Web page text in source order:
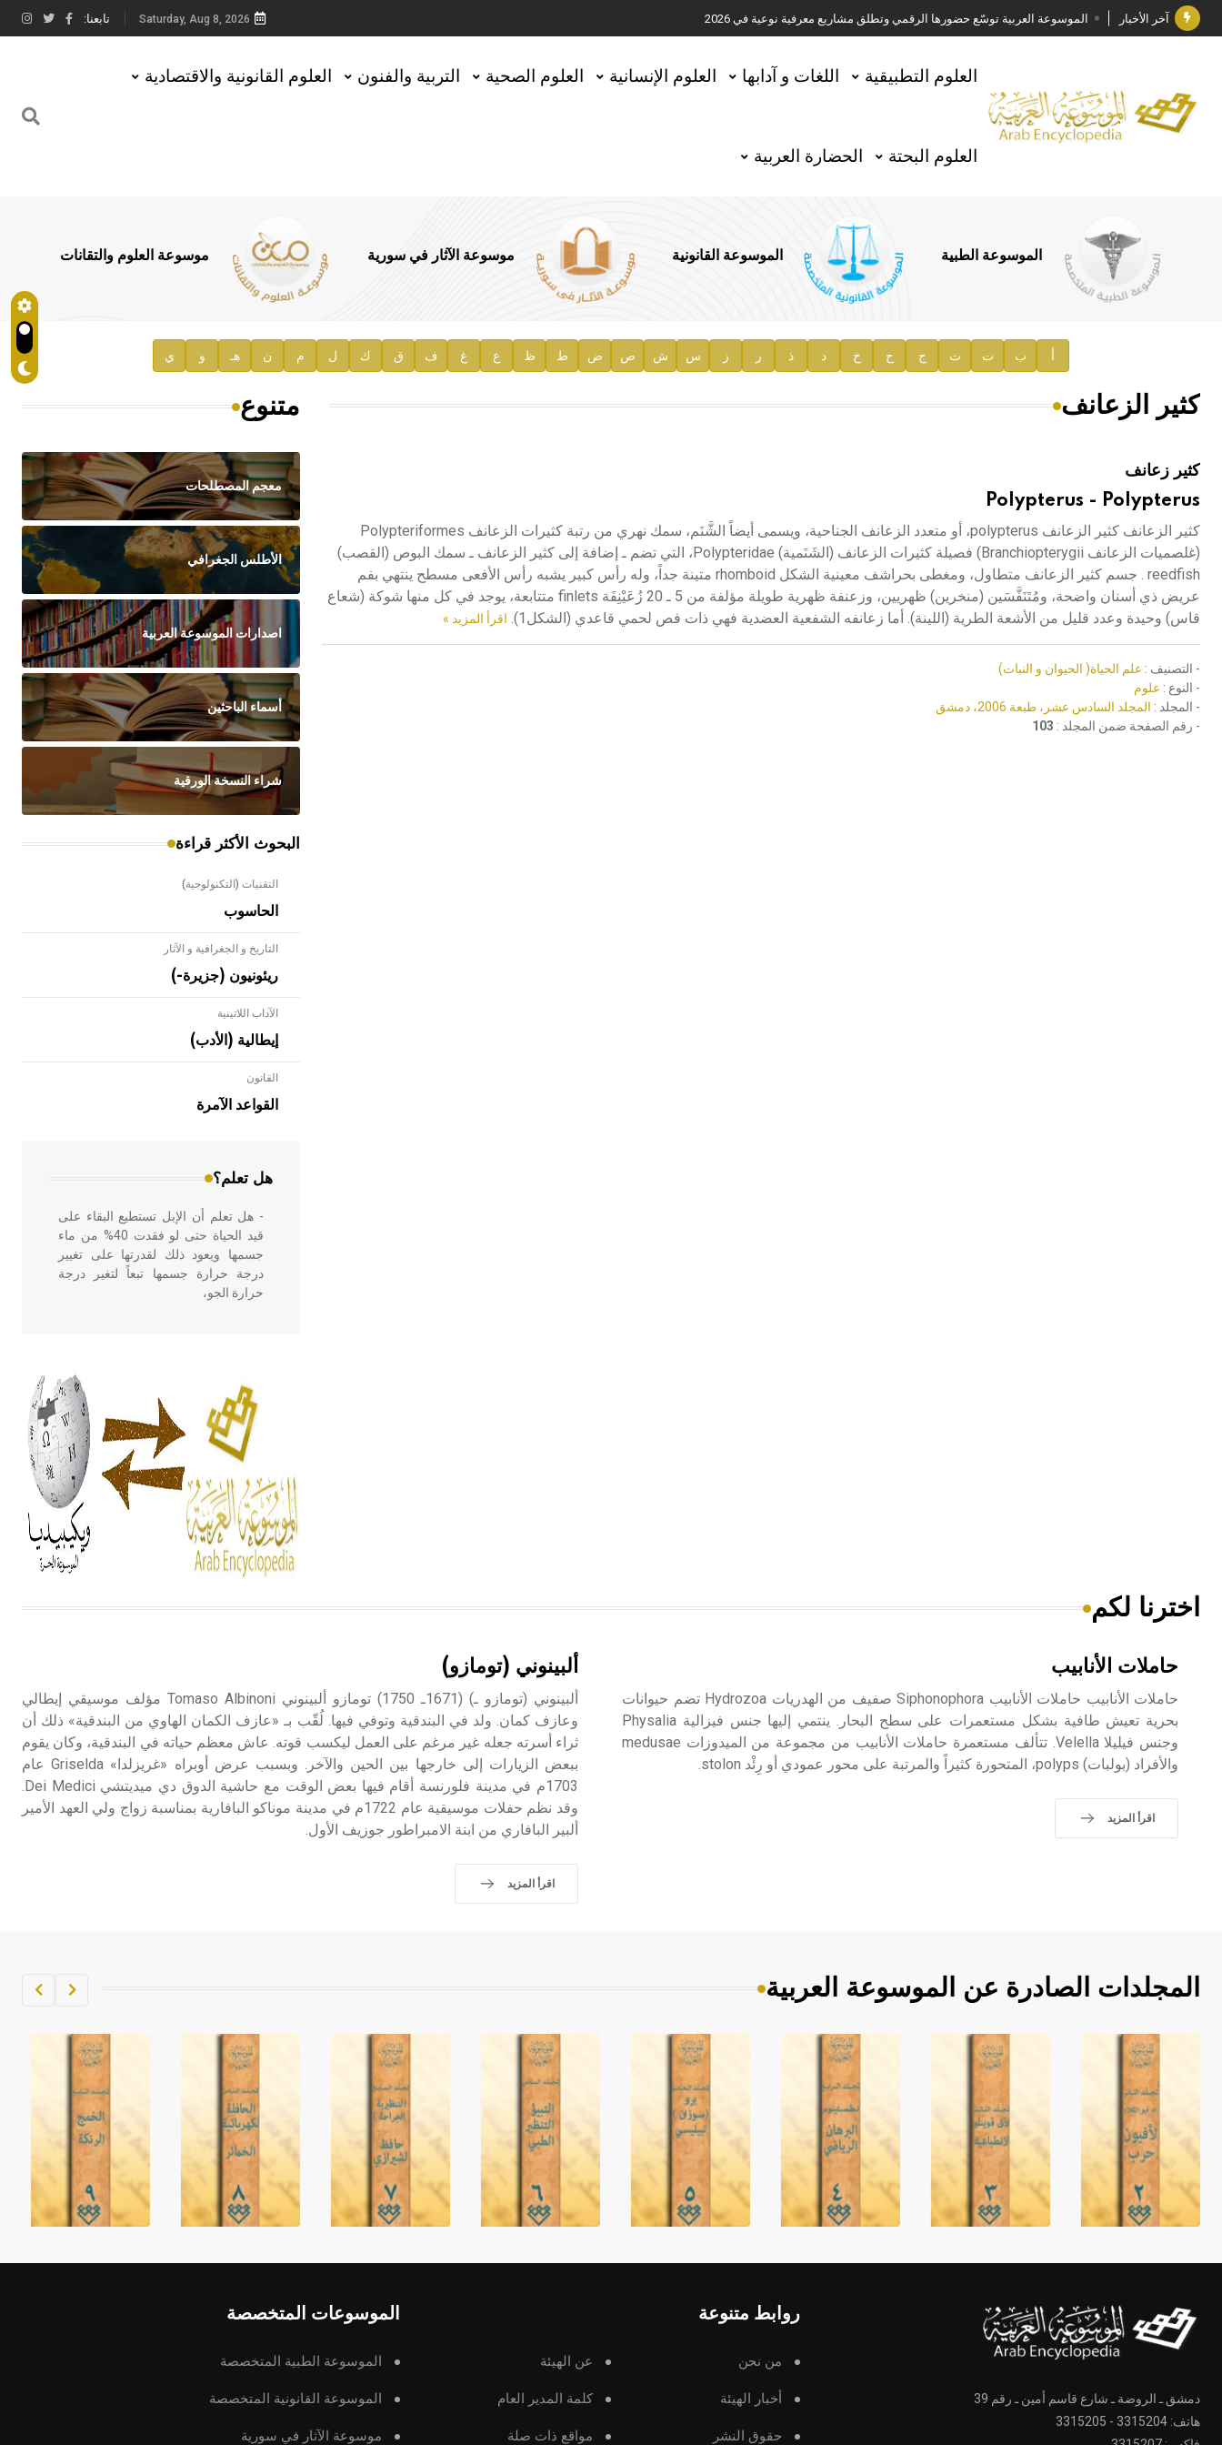
آخر الأخبار الموسوعة العربية توسّع حضورها الرقمي وتطلق مشاريع معرفية نوعية في 2026
جائزة مجمع الملك سلمان العالمي للغة العربية 2025
الأستاذ إياد خالد الطباع مدير عام لهيئة الموسوعة العربية
السيد محمد ياسين صالح وزيرا للثقافة
توصيات مجلس الإدارة
صدور المجلد السابع من موسوعة الآثار في سورية
إعلان..
هيئة الموسوعة العربية تطلق موسوعات جديدة في عام 2026
Saturday, Aug 8, 2026 تابعنا:
العلوم التطبيقية اللغات و آدابها العلوم الإنسانية العلوم الصحية التربية والفنون العلوم القانونية والاقتصادية
العلوم البحتة الحضارة العربية
الموسوعة الطبية الموسوعة القانونية موسوعة الآثار في سورية موسوعة العلوم والتقانات
أ ب ت ث ج ح خ د ذ ر ز س ش ص ض ط ظ ع غ ف ق ك ل م ن هـ و ي
كثير الزعانف
كثير زعانف
Polypterus - Polypterus
كثير الزعانف كثير الزعانف polypterus، أو متعدد الزعانف الجناحية، ويسمى أيضاً الشَّنَم، سمك نهري من رتبة كثيرات الزعانف Polypteriformes
(غلصميات الزعانف Branchiopterygii) فصيلة كثيرات الزعانف (الشَنَمية) Polypteridae، التي تضم ـ إضافة إلى كثير الزعانف ـ سمك البوص (القصب)
reedfish . جسم كثير الزعانف متطاول، ومغطى بحراشف معينية الشكل rhomboid متينة جداً، وله رأس كبير يشبه رأس الأفعى مسطح ينتهي بفم
عريض ذي أسنان واضحة، ومُتَنَفَّسَين (منخرين) ظهريين، وزعنفة ظهرية طويلة مؤلفة من 5 ـ 20 زُعَيْنِفَة finlets متتابعة، يوجد في كل منها شوكة (شعاع
قاس) وحيدة وعدد قليل من الأشعة الطرية (اللينة). أما زعانفه الشفعية العضدية فهي ذات فص لحمي قاعدي (الشكل1).
اقرأ المزيد »
- التصنيف : علم الحياة( الحيوان و النبات)
- النوع : علوم
- المجلد : المجلد السادس عشر، طبعة 2006، دمشق
- رقم الصفحة ضمن المجلد : 103
متنوع
معجم المصطلحات
الأطلس الجغرافي
اصدارات الموسوعة العربية
أسماء الباحثين
شراء النسخة الورقية
البحوث الأكثر قراءة
التقنيات (التكنولوجية)
الحاسوب
التاريخ و الجغرافية و الآثار
ريئونيون (جزيرة-)
الآداب اللاتينية
إيطالية (الأدب)
القانون
القواعد الآمرة
هل تعلم؟
- هل تعلم أن الأبلق نوع من الفنون
الهندسية التي ارتبطت بالعمارة الإسلامية
في بلاد الشام ومصر خاصة، حيث يحرص
- هل تعلم أن الإبل تستطيع البقاء على
قيد الحياة حتى لو فقدت 40% من ماء
جسمها ويعود ذلك لقدرتها على تغيير
درجة حرارة جسمها تبعاً لتغير درجة
حرارة الجو،
أربعة مؤلفات هي: الحكم، الأدلة، تنظيم
التغذية، ورسالته في جروح الرأس.
ويعود له الفضل بأنه حرر الطب من
الدين والفلسفة.
- هل تعلم أن المرجان إفراز حيواني
يتكون في البحر ويتركب من مادة
كربونات الكلسيوم، وهو أحمر أو شديد
الحمرة وهو أجود أنواعه، ويمتاز بكبر
الحجم ويسمى الش
الإنكليزية أب
- هل تعلم أن أبجر Abgar اسم معروف
جيداً يعود إلى عدد من الملوك الذين
حكموا مدينة إديسا (الرها) من أبجر الأول
وحتى التاسع، وهم ينتسبون إلى أسرة
اخترنا لكم
حاملات الأنابيب
حاملات الأنابيب حاملات الأنابيب Siphonophora صفيف من الهدريات Hydrozoa تضم حيوانات
بحرية تعيش طافية بشكل مستعمرات على سطح البحار. ينتمي إليها جنس فيزالية Physalia
وجنس فيليلا Velella. تتألف مستعمرة حاملات الأنابيب من مجموعة من الميدوزات medusae
والأفراد (بولبات) polyps، المتحورة كثيراً والمرتبة على محور عمودي أو رِئْد stolon.
اقرأ المزيد
ألبينوني (تومازو)
ألبينوني (تومازو ـ) (1671ـ 1750) تومازو ألبينوني Tomaso Albinoni مؤلف موسيقي إيطالي
وعازف كمان. ولد في البندقية وتوفي فيها. لُقّب بـ «عازف الكمان الهاوي من البندقية» ذلك أن
ثراء أسرته جعله غير مرغم على العمل ليكسب قوته. عاش معظم حياته في البندقية، وكان يقوم
ببعض الزيارات إلى خارجها بين الحين والآخر. وبسبب عرض أوبراه «غريزلدا» Griselda عام
1703م في مدينة فلورنسة أقام فيها بعض الوقت مع حاشية الدوق دي ميديتشي Dei Medici.
وقد نظم حفلات موسيقية عام 1722م في مدينة موناكو البافارية بمناسبة زواج ولي العهد الأمير
ألبير البافاري من ابنة الامبراطور جوزيف الأول.
اقرأ المزيد
المجلدات الصادرة عن الموسوعة العربية
دمشق ـ الروضة ـ شارع قاسم أمين ـ رقم 39
هاتف: 3315204 - 3315205
روابط متنوعة
من نحن عن الهيئة
أخبار الهيئة كلمة المدير العام
حقوق النشر مواقع ذات صلة
الموسوعات المتخصصة
الموسوعة الطبية المتخصصة
الموسوعة القانونية المتخصصة
موسوعة الآثار في سورية